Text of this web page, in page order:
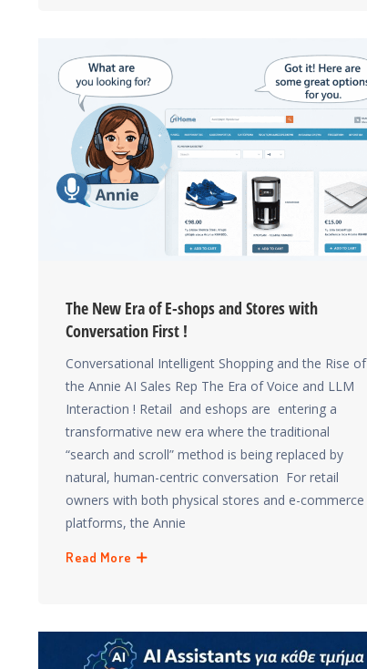
The New Era of E-shops and Stores with
Conversation First !
Conversational Intelligent Shopping and the Rise of
the Annie AI Sales Rep The Era of Voice and LLM
Interaction ! Retail and eshops are entering a
transformative new era where the traditional
“search and scroll” method is being replaced by
natural, human-centric conversation For retail
owners with both physical stores and e-commerce
platforms, the Annie
Read More